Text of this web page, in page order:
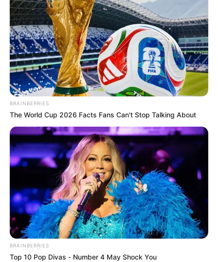
AVALANCHA
QUETAME, CUNDINAMARCA
VÍA BOGOTÁ - VILLAVICENCIO
MANTÉNGASE EN ALERTA
Tenemos todas las noticias que le
interesan. Para estar bien informado, por
ACTIVAR AHORA
TEMAS DESTACADOS
RECIBO DEL AGUA
LOCALIDAD DE USAQUÉN
CUNDINAMARCA
DESAPARECIDOS
CORTES DE LUZ
LOCALIDAD DE ENGATIVÁ
REGIOTRAM DE OCCIDENTE
LOCALIDAD DE SUBA
BRAINBERRIES
The World Cup 2026 Facts Fans Can't Stop Talking About
BRAINBERRIES
Top 10 Pop Divas - Number 4 May Shock You